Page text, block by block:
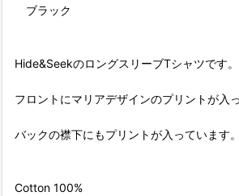
ブラック
Hide&SeekのロングスリーブTシャツです。
フロントにマリアデザインのプリントが入
バックの襟下にもプリントが入っています。
Cotton 100%